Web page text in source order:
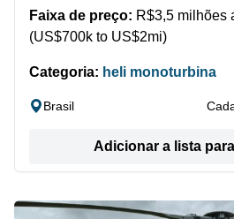
Faixa de preço: R$3,5 milhões
(US$700k to US$2mi)
Categoria: heli monoturbina
Brasil
Adicionar a lista